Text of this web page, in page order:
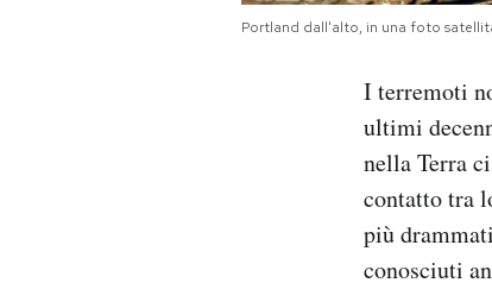
Portland dall'alto, in una foto
I terremoti
ultimi
nella Terra
contatto tra
più
conosciuti